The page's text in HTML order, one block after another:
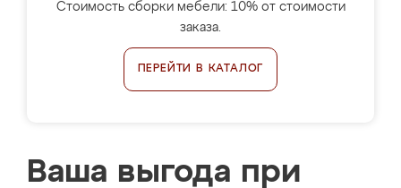
Стоимость сборки мебели: 10% от стоимости
заказа.
ПЕРЕЙТИ В КАТАЛОГ
Ваша выгода при